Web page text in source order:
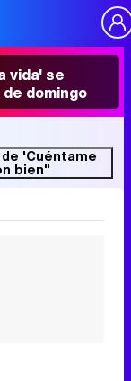
vida' se
domingo
'Cuéntame
bien"